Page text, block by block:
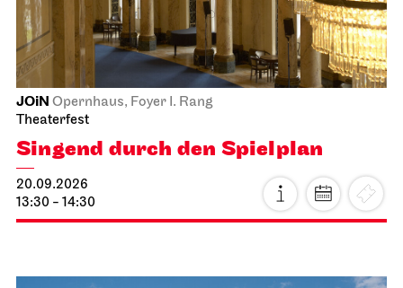
JOiN Opernhaus, Foyer I. Rang
Theaterfest
Singend durch den Spielplan
20.09.2026
13:30 - 14:30